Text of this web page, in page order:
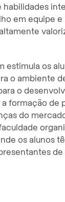
em equipe e
estimula os
o ambiente
o
formação de
do
os alunos
de